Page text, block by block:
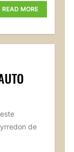
READ MORE
de